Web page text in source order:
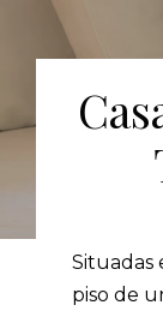
Situadas
piso de